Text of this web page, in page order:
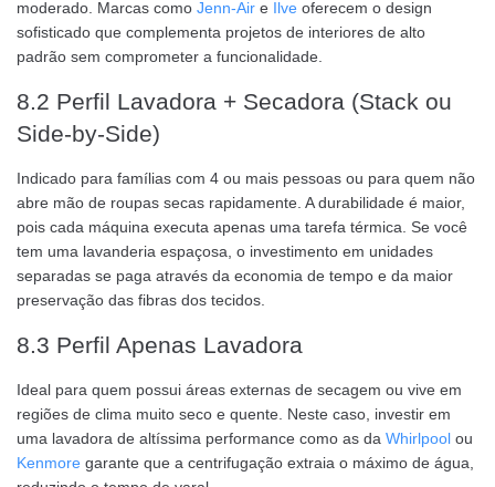
moderado. Marcas como Jenn-Air e Ilve oferecem o design
sofisticado que complementa projetos de interiores de alto
padrão sem comprometer a funcionalidade.
8.2 Perfil Lavadora + Secadora (Stack ou
Side-by-Side)
Indicado para famílias com 4 ou mais pessoas ou para quem não
abre mão de roupas secas rapidamente. A durabilidade é maior,
pois cada máquina executa apenas uma tarefa térmica. Se você
tem uma lavanderia espaçosa, o investimento em unidades
separadas se paga através da economia de tempo e da maior
preservação das fibras dos tecidos.
8.3 Perfil Apenas Lavadora
Ideal para quem possui áreas externas de secagem ou vive em
regiões de clima muito seco e quente. Neste caso, investir em
uma lavadora de altíssima performance como as da Whirlpool ou
Kenmore garante que a centrifugação extraia o máximo de água,